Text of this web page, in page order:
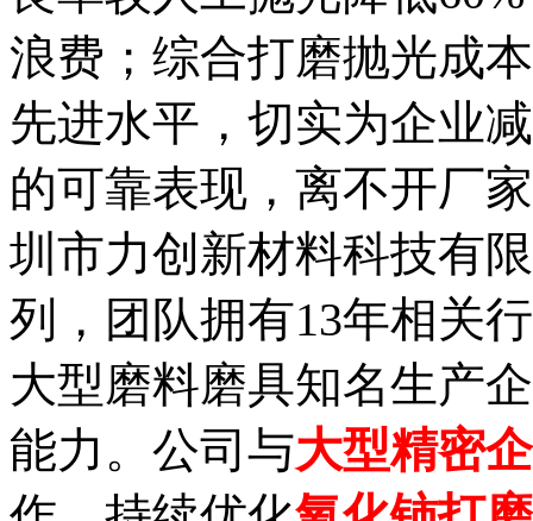
浪费；综合打磨抛光成
先进水平，切实为企业
的可靠表现，离不开厂
圳市力创新材料科技有
列，团队拥有13年相关
大型磨料磨具知名生产
能力。公司与大型精密